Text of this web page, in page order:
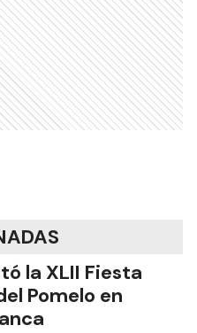
la XLII Fiesta
Pomelo en